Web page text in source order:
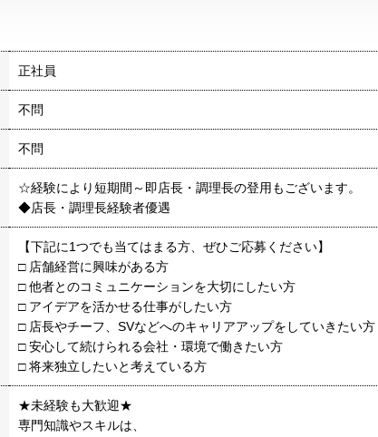
正社員
不問
不問
☆経験により短期間～即店長・調理長の登用もございます。
◆店長・調理長経験者優遇
【下記に1つでも当てはまる方、ぜひご応募ください】
□ 店舗経営に興味がある方
□ 他者とのコミュニケーションを大切にしたい方
□ アイデアを活かせる仕事がしたい方
□ 店長やチーフ、SVなどへのキャリアアップをしていきたい方
□ 安心して続けられる会社・環境で働きたい方
□ 将来独立したいと考えている方
★未経験も大歓迎★
専門知識やスキルは、